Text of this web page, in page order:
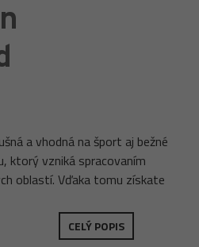
a vhodná na šport aj bežné
ktorý vzniká spracovaním
oblastí. Vďaka tomu získate
CELÝ POPIS